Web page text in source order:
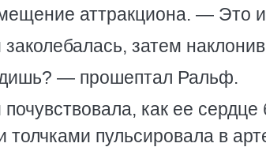
аттракциона. — Это
затем
— прошептал Ральф.
как ее
толчками пульсировала в